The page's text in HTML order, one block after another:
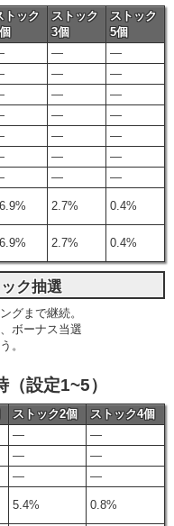
トック
ストック
3個
ストック
5個
―
―
―
―
―
―
―
―
―
―
―
―
―
―
2.7% 0.4%
2.7% 0.4%
ク抽選
グまで継続。
ボーナス当選
。
設定1~5）
ストック2個
ストック4個
―
―
―
―
―
―
5.4% 0.8%